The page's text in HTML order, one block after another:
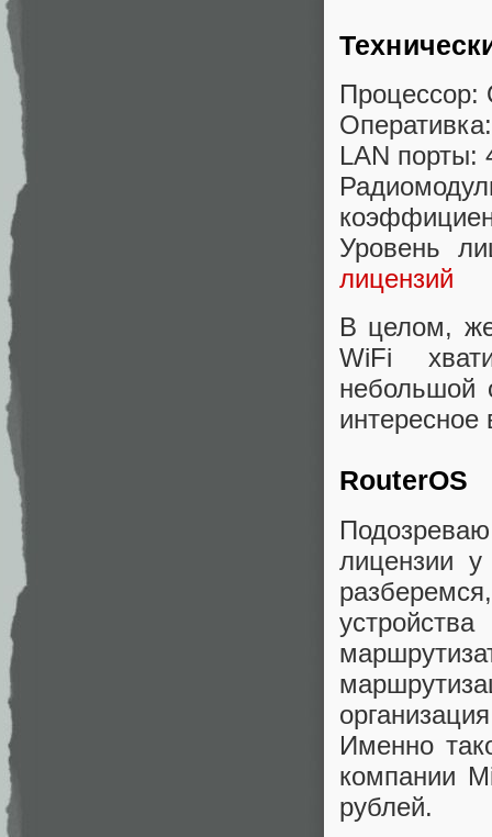
Процессор:
LAN порты:
Уровень
лицензий
В целом,
WiFi
небольшой
RouterOS
лицензии
Именно
компании
рублей.